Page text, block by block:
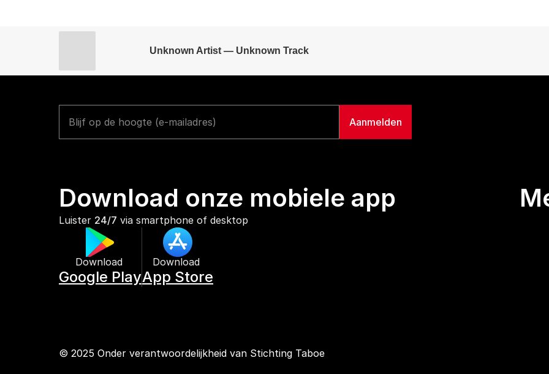
Unknown Artist — Unknown Track
Download onze mobiele app
Luister 24/7 via smartphone of desktop
Download
Google Play
Download
App Store
© 2025 Onder verantwoordelijkheid van Stichting Taboe